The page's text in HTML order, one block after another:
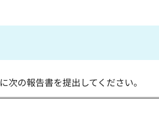
の報告書を提出してください。